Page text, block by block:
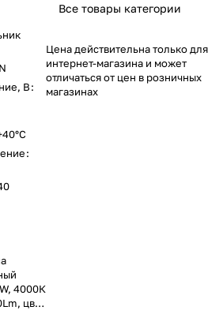
В:
:
4000К
цвет
Все товары категории
Цена действительна только для
интернет-магазина и может
отличаться от цен в розничных
магазинах